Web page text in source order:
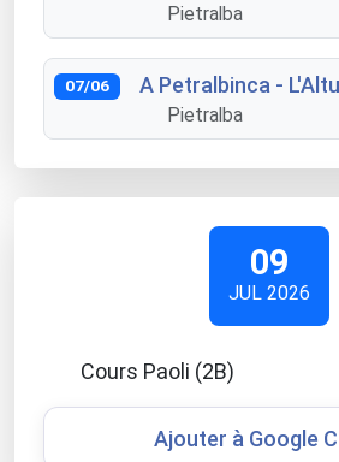
Pietralba
07/06 A Petralbinca -
Pietralba
09
JUL 2026
Cours Paoli (2B)
Ajouter à Google